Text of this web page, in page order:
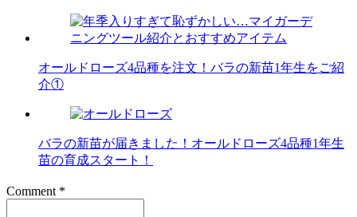
オールドローズ4品種を注文！バラの新苗1年生をご紹
介①
バラの新苗が届きました！オールドローズ4品種1年生
苗の育成スタート！
Comment *